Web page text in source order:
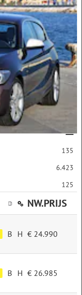
6.462
221
1.802
4.881
135
6.423
125
NW.PRIJS
B H € 24.990
B H € 26.985